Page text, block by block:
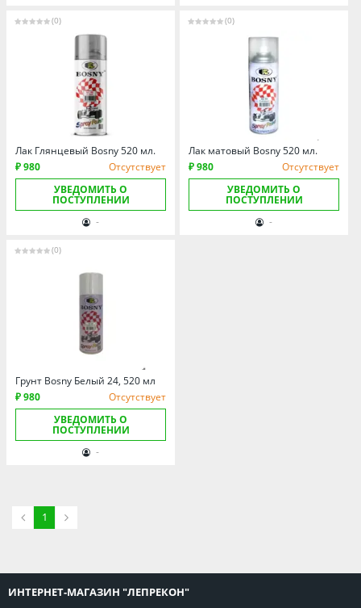
Санкт-Петербург и область
Самарская область
Саратовская область
Свердловская область
Смоленская область
Ставропольский край
Тамбовская область
Татарстан
Тверская область
Томская область
Тюменская область
Удмуртия
Ульяновская область
(0)
Лак Глянцевый Bosny 520 мл.
₽ 980
Отсутствует
УВЕДОМИТЬ О
ПОСТУПЛЕНИИ
-
(0)
Лак матовый Bosny 520 мл.
₽ 980
Отсутствует
УВЕДОМИТЬ О
ПОСТУПЛЕНИИ
-
(0)
Грунт Bosny Белый 24, 520 мл
₽ 980
Отсутствует
УВЕДОМИТЬ О
ПОСТУПЛЕНИИ
-
1
ИНТЕРНЕТ-МАГАЗИН "ЛЕПРЕКОН"